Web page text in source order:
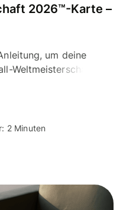
2026™-Karte –
um deine
Weltmeisterschaft
2 Minuten